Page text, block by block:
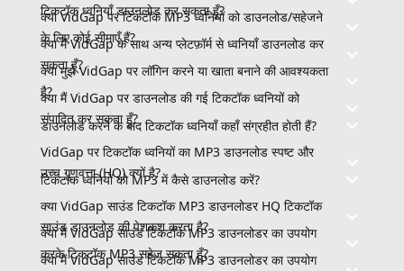
टिकटॉक ध्वनियाँ डाउनलोड कर सकता हूँ?
क्या VidGap पर टिकटॉक MP3 ध्वनियों को डाउनलोड/सहेजने
के लिए कोई सीमाएँ हैं?
क्या मैं VidGap के साथ अन्य प्लेटफ़ॉर्म से ध्वनियाँ डाउनलोड कर
सकता हूँ?
क्या मुझे VidGap पर लॉगिन करने या खाता बनाने की आवश्यकता
है?
क्या मैं VidGap पर डाउनलोड की गई टिकटॉक ध्वनियों को
संपादित कर सकता हूँ?
डाउनलोड करने के बाद टिकटॉक ध्वनियाँ कहाँ संग्रहीत होती हैं?
VidGap पर टिकटॉक ध्वनियों का MP3 डाउनलोड स्पष्ट और
उच्च गुणवत्ता (HQ) क्यों है?
टिकटॉक ध्वनियों को MP3 में कैसे डाउनलोड करें?
क्या VidGap साउंड टिकटॉक MP3 डाउनलोडर HQ टिकटॉक
साउंड डाउनलोड की पेशकश करता है?
क्या मैं VidGap साउंड टिकटॉक MP3 डाउनलोडर का उपयोग
करके टिकटॉक MP3 सहेज सकता हूँ?
क्या मैं VidGap साउंड टिकटॉक MP3 डाउनलोडर का उपयोग